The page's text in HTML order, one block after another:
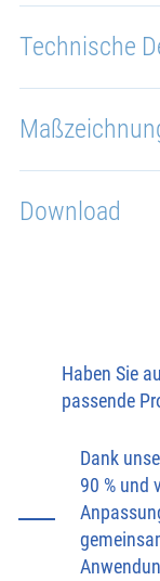
Technische
Download
Haben Sie
passende
Dank
90 % und